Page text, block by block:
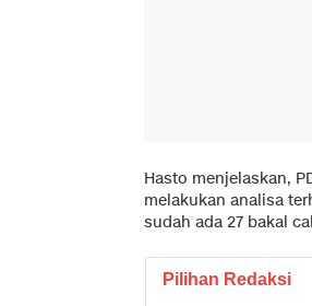
Hasto menjelaskan,
melakukan analisa
sudah ada 27 bakal
Pilihan Redaksi